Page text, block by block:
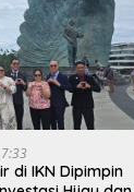
di IKN Dipimpin